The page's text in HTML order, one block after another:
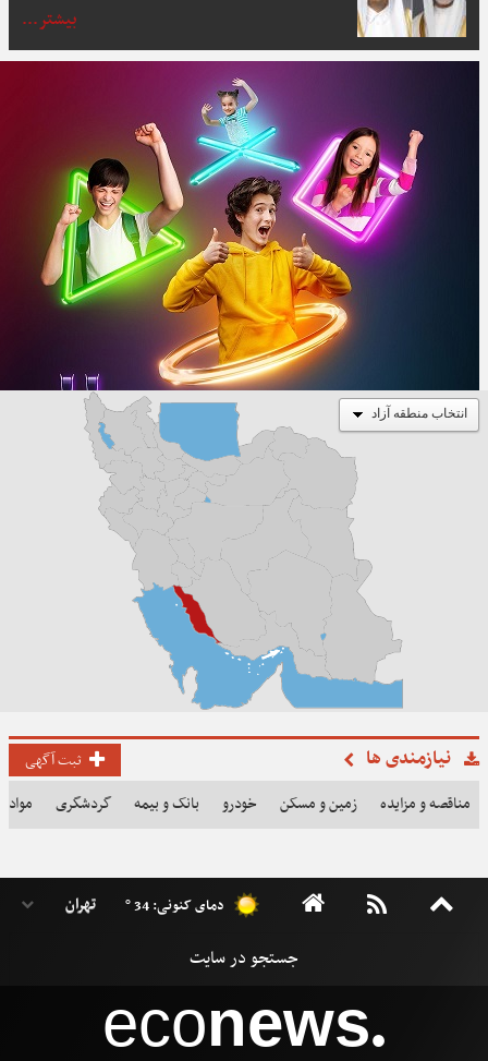
بیشتر
نیازمندی ها ثبت آگهی
مناقصه و مزایده زمین و مسکن خودرو بانک و بیمه گردشگری مواد
دمای کنونی: 34 °
econews●